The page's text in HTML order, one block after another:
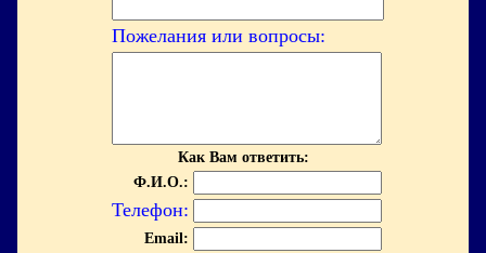
Пожелания или вопросы:
Как Вам ответить:
Ф.И.О.:
Телефон:
Email: